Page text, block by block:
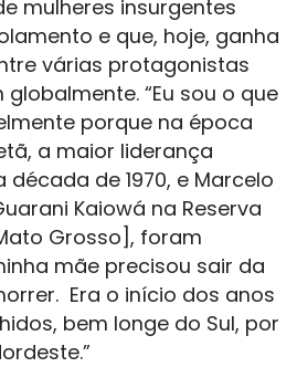
mulheres insurgentes
e que, hoje, ganha
várias protagonistas
“Eu sou o que
porque na época
a maior liderança
década de 1970, e Marcelo
Kaiowá na Reserva
Grosso], foram
mãe precisou sair da
Era o início dos anos
bem longe do Sul, por